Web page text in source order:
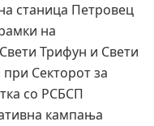
станица Петровец
на
Трифун и Свети
Секторот за
со РСБСП
кампања